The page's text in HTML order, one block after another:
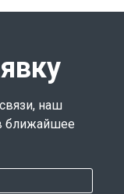
наш
ближайшее